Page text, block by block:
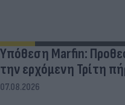
Υπόθεση Marfin:
την ερχόμενη Τρίτη
07.08.2026